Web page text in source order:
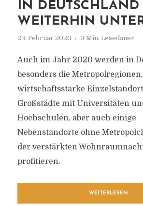
IN DEUTSCHLAND
WEITERHIN
23. Februar 2020 3 Min. Lesedauer
Auch im Jahr 2020 werden in
besonders die Metropolregionen,
wirtschaftsstarke
Großstädte mit Universitäten
Hochschulen, aber auch einige
Nebenstandorte ohne
der verstärkten
profitieren.
WEITERLESEN